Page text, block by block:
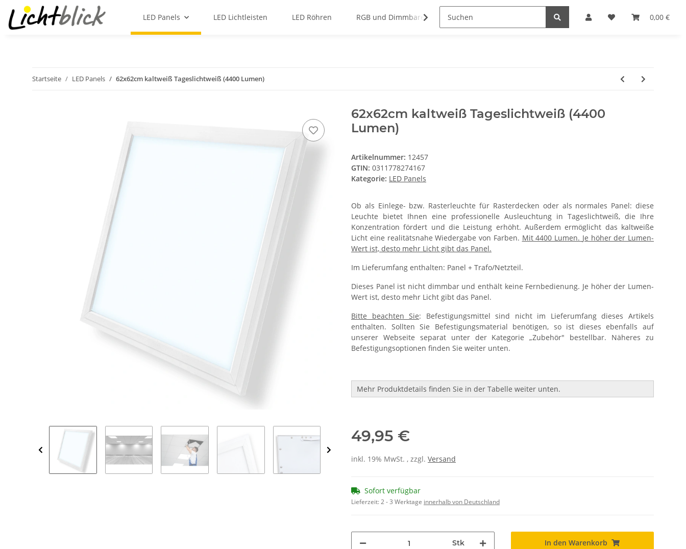
0,00 €
LED Panels LED Lichtleisten LED Röhren RGB und Dimmbare Panels
Startseite LED Panels 62x62cm kaltweiß Tageslichtweiß (4400 Lumen)
62x62cm kaltweiß Tageslichtweiß (4400
Lumen)
Artikelnummer: 12457
GTIN: 0311778274167
Kategorie: LED Panels
Ob als Einlege- bzw. Rasterleuchte für Rasterdecken oder als normales Panel: diese
Leuchte bietet Ihnen eine professionelle Ausleuchtung in Tageslichtweiß, die Ihre
Konzentration fördert und die Leistung erhöht. Außerdem ermöglicht das kaltweiße
Licht eine realitätsnahe Wiedergabe von Farben. Mit 4400 Lumen. Je höher der Lumen-
Wert ist, desto mehr Licht gibt das Panel.
Im Lieferumfang enthalten: Panel + Trafo/Netzteil.
Dieses Panel ist nicht dimmbar und enthält keine Fernbedienung. Je höher der Lumen-
Wert ist, desto mehr Licht gibt das Panel.
Bitte beachten Sie: Befestigungsmittel sind nicht im Lieferumfang dieses Artikels
enthalten. Sollten Sie Befestigungsmaterial benötigen, so ist dieses ebenfalls auf
unserer Webseite separat unter der Kategorie „Zubehör" bestellbar. Näheres zu
Befestigungsoptionen finden Sie weiter unten.
Mehr Produktdetails finden Sie in der Tabelle weiter unten.
49,95 €
inkl. 19% MwSt. , zzgl. Versand
Sofort verfügbar
Lieferzeit:2 - 3 Werktage innerhalb von Deutschland
Stk In den Warenkorb